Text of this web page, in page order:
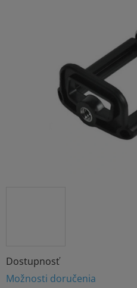
Dostupnosť
Možnosti doručenia